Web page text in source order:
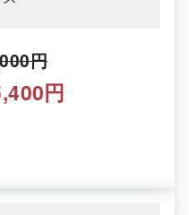
円
円